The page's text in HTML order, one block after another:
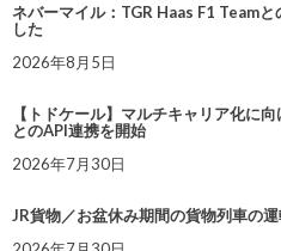
ネバーマイル：TGR Haas F1 Team
した
2026年8月5日
【トドケール】マルチキャリア化に
とのAPI連携を開始
2026年7月30日
JR貨物／お盆休み期間の貨物列車の